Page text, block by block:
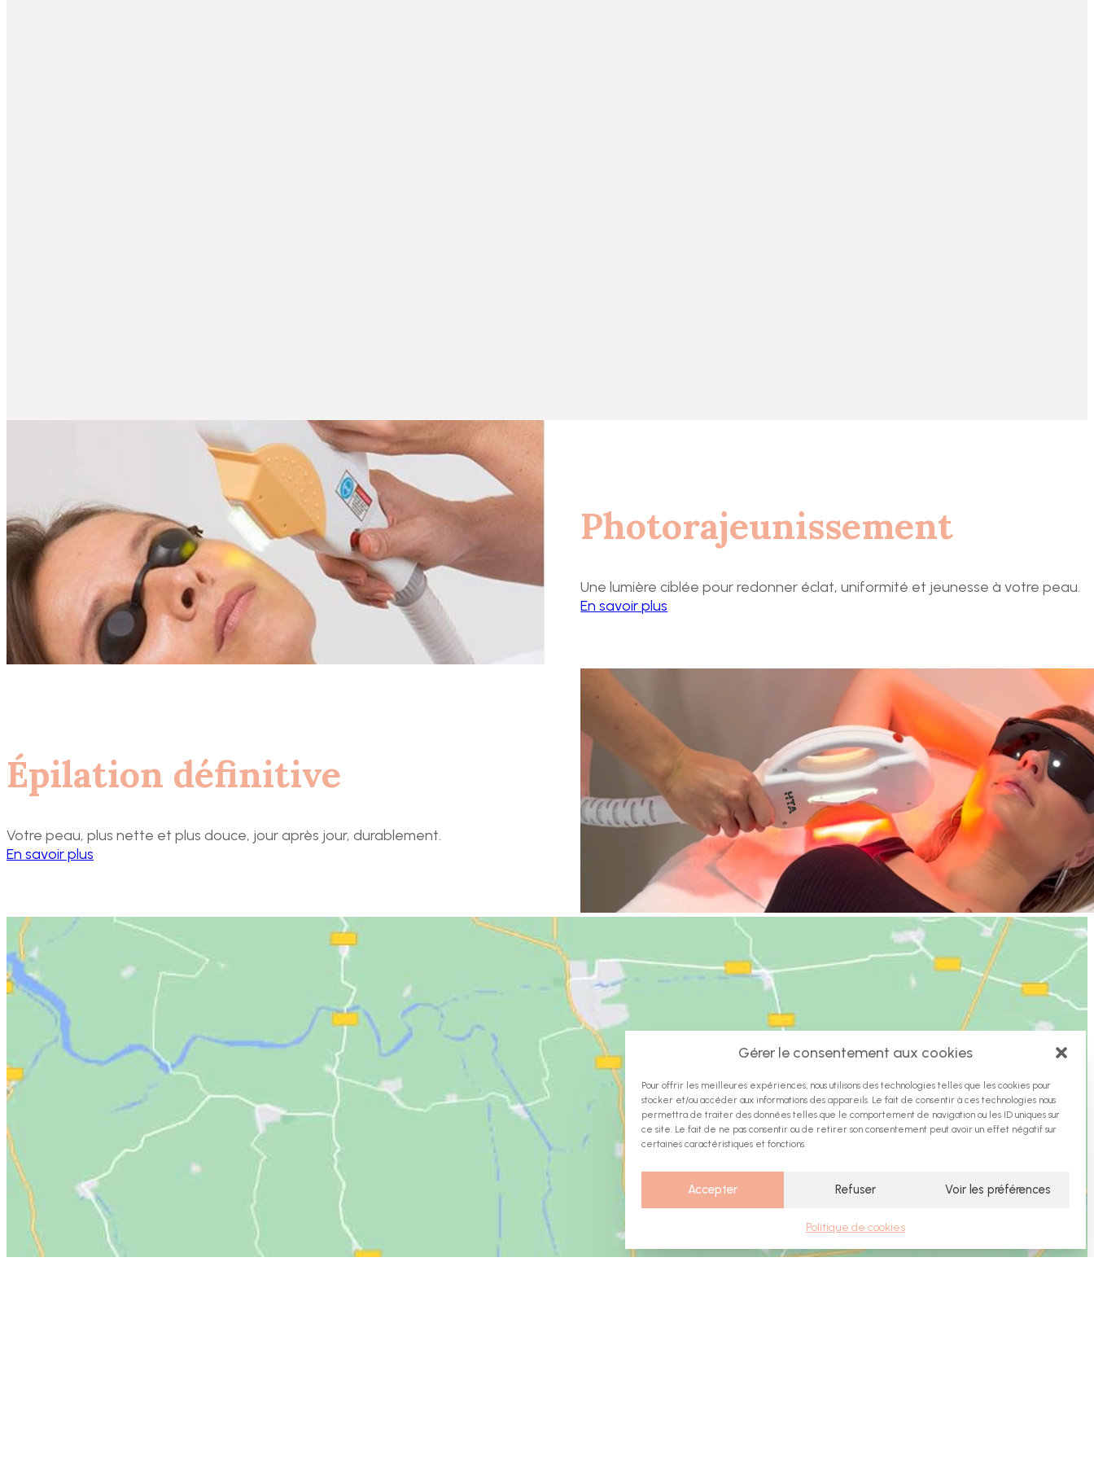
Gérer le consentement aux cookies
Pour offrir les meilleures expériences, nous utilisons des technologies telles que les cookies pour
stocker et/ou accéder aux informations des appareils. Le fait de consentir à ces technologies nous
permettra de traiter des données telles que le comportement de navigation ou les ID uniques sur
ce site. Le fait de ne pas consentir ou de retirer son consentement peut avoir un effet négatif sur
certaines caractéristiques et fonctions.
Accepter Refuser Voir les préférences
Politique de cookies
Photorajeunissement
Une lumière ciblée pour redonner éclat, uniformité et jeunesse à votre peau.
En savoir plus
Épilation définitive
Votre peau, plus nette et plus douce, jour après jour, durablement.
En savoir plus